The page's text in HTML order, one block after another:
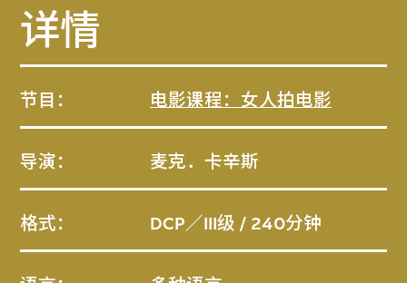
详情
节目： 电影课程：女人拍电影
导演： 麦克．卡辛斯
格式： DCP／III级 / 240分钟